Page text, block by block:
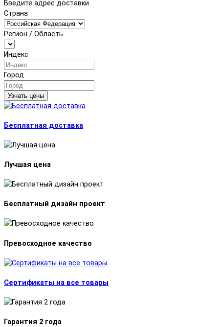
Введите адрес доставки
Страна
Регион / Область
Индекс
Город
Узнать цены
Бесплатная доставка
Лучшая цена
Бесплатный дизайн проект
Превосходное качество
Сертификаты на все товары
Гарантия 2 года